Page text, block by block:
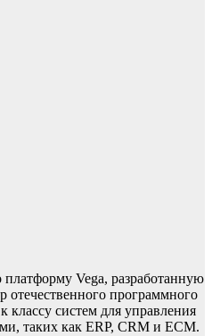
Vega, разработанную
отечественного программного
классу систем для управления
таких как ERP, CRM и ECM.